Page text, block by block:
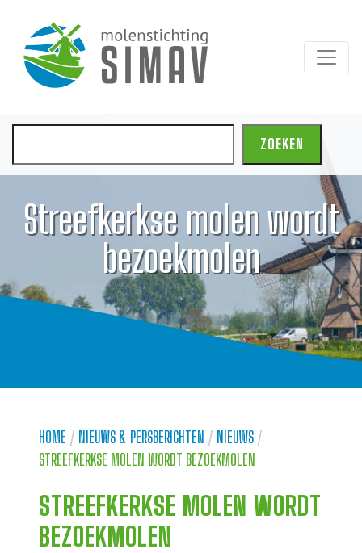
ZOEKEN
Streefkerkse molen wordt
bezoekmolen
HOME / NIEUWS & PERSBERICHTEN / NIEUWS /
STREEFKERKSE MOLEN WORDT BEZOEKMOLEN
STREEFKERKSE MOLEN WORDT
BEZOEKMOLEN